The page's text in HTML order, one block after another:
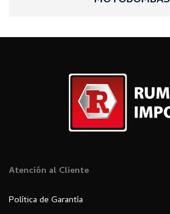
Atención al Cliente
Política de Garantía